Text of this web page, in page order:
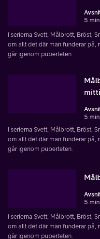
5 min
I serierna Svett, Målbrott, Bröst,
om allt det där man funderar på,
går igenom puberteten.
5 min
I serierna Svett, Målbrott, Bröst,
om allt det där man funderar på,
går igenom puberteten.
5 min
I serierna Svett, Målbrott, Bröst,
om allt det där man funderar på,
går igenom puberteten.